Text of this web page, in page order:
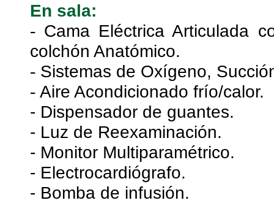
En sala:
-Cama Eléctrica Articulada
colchón Anatómico.
-Sistemas de Oxígeno,
- Aire Acondicionado frío/calor.
- Dispensador de guantes.
- Luz de Reexaminación.
- Monitor Multiparamétrico.
- Electrocardiógrafo.
- Bomba de infusión.